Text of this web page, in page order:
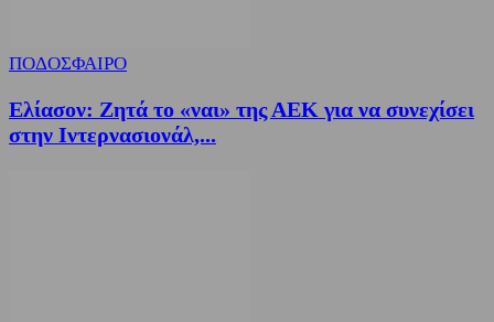
ΠΟΔΟΣΦΑΙΡΟ
Ελίασον: Ζητά το «ναι» της ΑΕΚ για να συνεχίσει
στην Ιντερνασιονάλ,...